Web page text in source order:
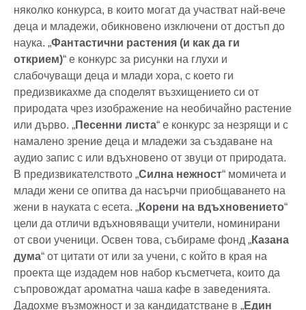
няколко конкурса, в които могат да участват най-вече
деца и младежи, обикновено изключени от достъп до
наука. „Фантастични растения (и как да ги
открием)“ е конкурс за рисунки на глухи и
слабочуващи деца и млади хора, с което ги
предизвикахме да споделят възхищението си от
природата чрез изображение на необичайно растение
или дърво. „Песенни листа“ е конкурс за незрящи и с
намалено зрение деца и младежи за създаване на
аудио запис с или вдъхновено от звуци от природата.
В предизвикателството „Силна нежност“ момичета и
млади жени се опитва да насърчи приобщаването на
жени в науката с есета. „Корени на вдъхновението“
цели да отличи вдъхновяващи учители, номинирани
от свои ученици. Освен това, събираме фонд „Казана
дума“ от цитати от или за учени, с който в края на
проекта ще издадем нов набор късметчета, които да
съпровождат ароматна чаша кафе в заведенията.
Дадохме възможност и за кандидатстване в „Един